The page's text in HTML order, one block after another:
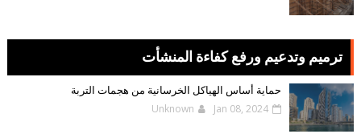
ترميم وتدعيم ورفع كفاءة المنشأت
حماية أساس الهياكل الخرسانية من هجمات التربة
Unknown Jan 08, 2024